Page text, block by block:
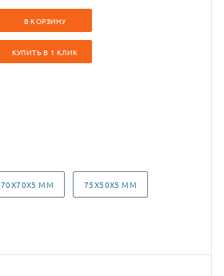
В КОРЗИНУ
КУПИТЬ В 1 КЛИК
70Х70Х5 ММ 75Х50Х5 ММ